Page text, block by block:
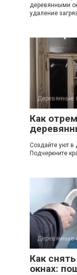
деревянными
удаление
Деревянные
Как
Создайте уют
Подчеркните
Деревянные
Как
окнах: